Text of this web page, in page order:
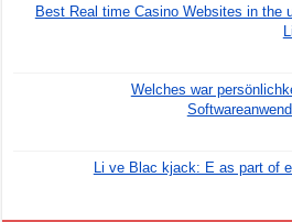
Best Real time Casino Websites in the
Welches war
Li ve Blac kjack: E as part of